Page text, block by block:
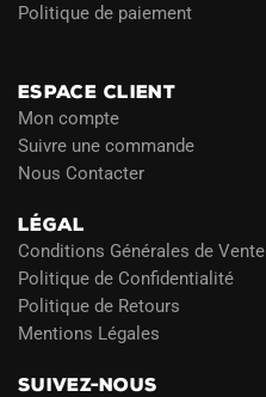
Politique de paiement
ESPACE CLIENT
Mon compte
Suivre une commande
Nous Contacter
LÉGAL
Conditions Générales de Vente
Politique de Confidentialité
Politique de Retours
Mentions Légales
SUIVEZ-NOUS